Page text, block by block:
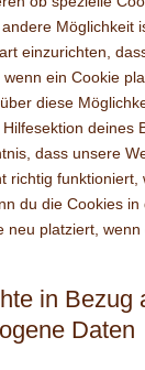
Möglichkeit
einzurichten,
ein Cookie
diese
deines
dass unsere
richtig funktioniert,
du die Cookies
neu platziert,
in Bezug
Daten